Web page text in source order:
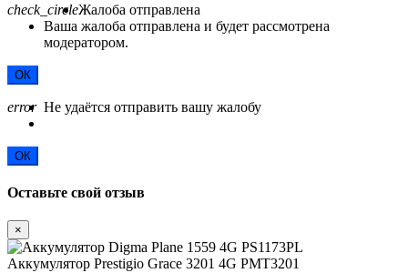
check_circleЖалоба отправлена
Ваша жалоба отправлена и будет рассмотрена
модератором.
ОК
error Не удаётся отправить вашу жалобу
ОК
Оставьте свой отзыв
×
Аккумулятор Prestigio Grace 3201 4G PMT3201